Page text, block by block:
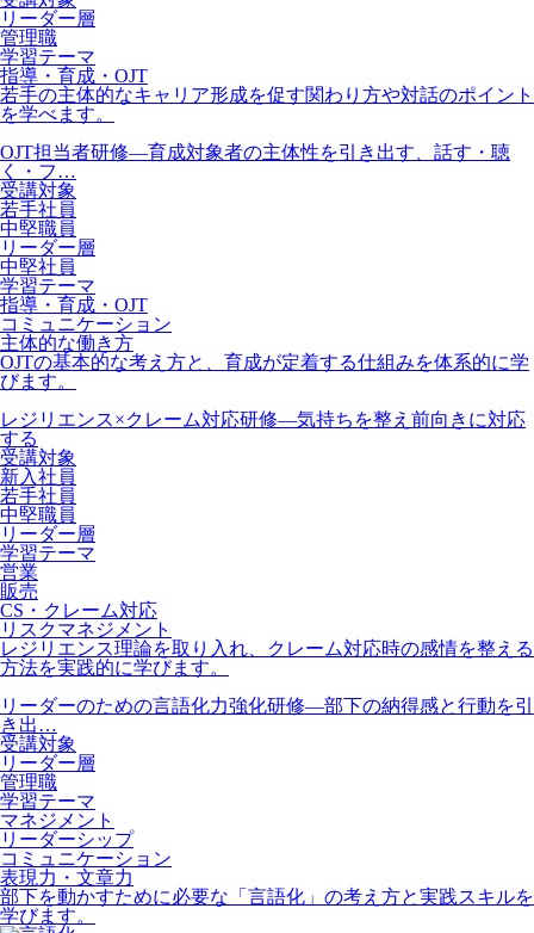
リーダー層
管理職
学習テーマ
指導・育成・OJT
若手の主体的なキャリア形成を促す関わり方や対話のポイント
を学べます。
OJT担当者研修―育成対象者の主体性を引き出す、話す・聴
く・フ…
受講対象
若手社員
中堅職員
リーダー層
中堅社員
学習テーマ
指導・育成・OJT
コミュニケーション
主体的な働き方
OJTの基本的な考え方と、育成が定着する仕組みを体系的に学
びます。
レジリエンス×クレーム対応研修―気持ちを整え前向きに対応
する
受講対象
新入社員
若手社員
中堅職員
リーダー層
学習テーマ
営業
販売
CS・クレーム対応
リスクマネジメント
レジリエンス理論を取り入れ、クレーム対応時の感情を整える
方法を実践的に学びます。
リーダーのための言語化力強化研修―部下の納得感と行動を引
き出…
受講対象
リーダー層
管理職
学習テーマ
マネジメント
リーダーシップ
コミュニケーション
表現力・文章力
部下を動かすために必要な「言語化」の考え方と実践スキルを
学びます。